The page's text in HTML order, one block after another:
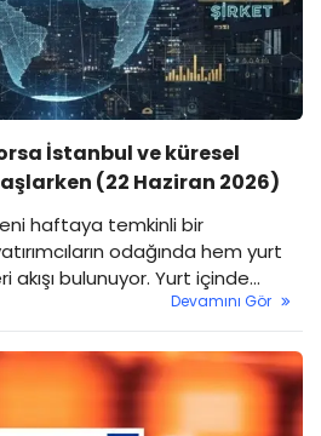
İstanbul ve küresel
(22 Haziran 2026)
haftaya temkinli bir
odağında hem yurt
akışı bulunuyor. Yurt içinde
Güven Endeksi takip
güne yatay bir başlangıç
Devamını Gör